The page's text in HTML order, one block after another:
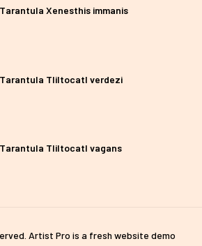
Tarantula Xenesthis immanis
Tarantula Tliltocatl verdezi
Tarantula Tliltocatl vagans
Artist Pro is a fresh website demo